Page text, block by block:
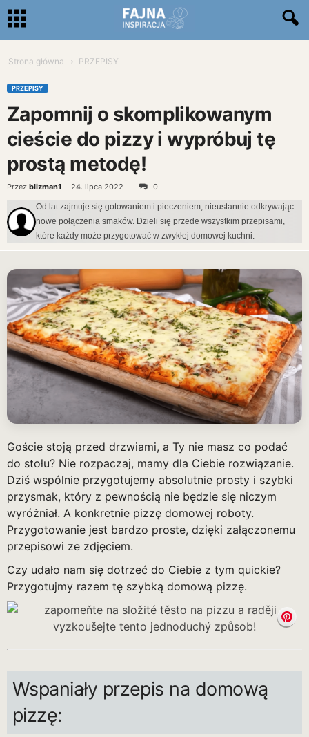
Strona główna PRZEPISY
PRZEPISY
Zapomnij o skomplikowanym
cieście do pizzy i wypróbuj tę
prostą metodę!
Przez blizman1 - 24. lipca 2022 0
Od lat zajmuje się gotowaniem i pieczeniem, nieustannie odkrywając
nowe połączenia smaków. Dzieli się przede wszystkim przepisami,
które każdy może przygotować w zwykłej domowej kuchni.
Goście stoją przed drzwiami, a Ty nie masz co podać
do stołu? Nie rozpaczaj, mamy dla Ciebie rozwiązanie.
Dziś wspólnie przygotujemy absolutnie prosty i szybki
przysmak, który z pewnością nie będzie się niczym
wyróżniał. A konkretnie pizzę domowej roboty.
Przygotowanie jest bardzo proste, dzięki załączonemu
przepisowi ze zdjęciem.
Czy udało nam się dotrzeć do Ciebie z tym quickie?
Przygotujmy razem tę szybką domową pizzę.
Wspaniały przepis na domową
pizzę: